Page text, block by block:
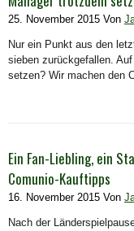
25. November 2015 Von
Nur ein Punkt aus den
sieben zurückgefallen.
setzen? Wir machen den
Ein Fan-Liebling, ein
Comunio-Kauftipps
16. November 2015 Von
Nach der